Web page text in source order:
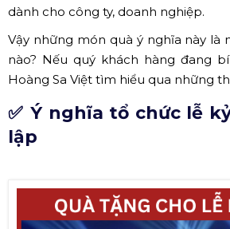
dành cho công ty, doanh nghiệp.
Vậy những món quà ý nghĩa này là
nào? Nếu quý khách hàng đang
Hoàng Sa Việt tìm hiểu qua những
✅ Ý nghĩa tổ chức lễ
lập